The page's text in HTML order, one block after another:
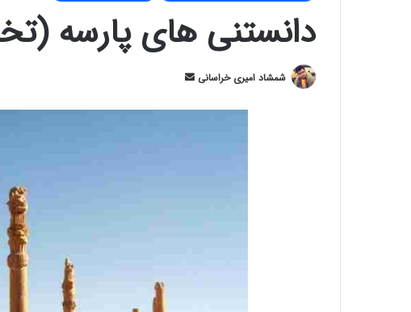
دانستنی های پارسه
شمشاد امیری خراسانی
ارسال